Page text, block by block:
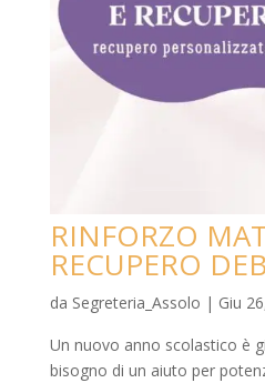
RINFORZO
RECUPERO
da Segreteria_Assolo | Giu
Un nuovo anno scolastico è
bisogno di un aiuto per